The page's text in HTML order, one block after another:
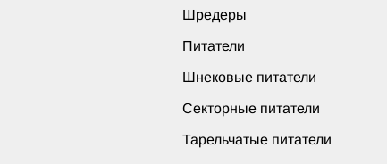
Шредеры
Питатели
Шнековые питатели
Секторные питатели
Тарельчатые питатели